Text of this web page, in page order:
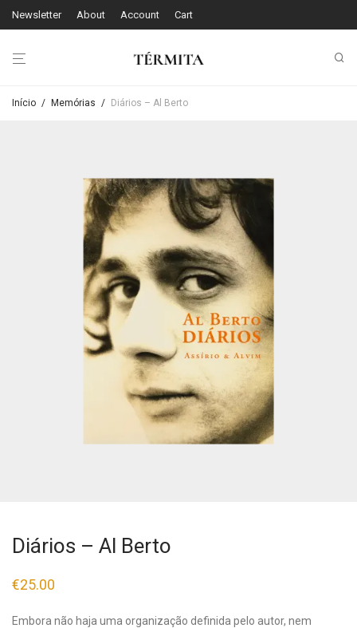
Newsletter About Account Cart
Início / Memórias / Diários – Al Berto
Diários – Al Berto
€25.00
Embora não haja uma organização definida pelo autor, nem